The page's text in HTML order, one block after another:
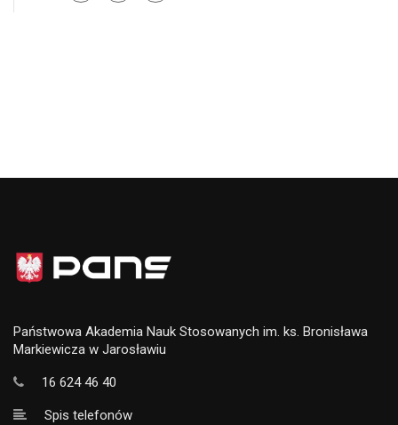
Państwowa Akademia Nauk Stosowanych im. ks. Bronisława
Markiewicza w Jarosławiu
16 624 46 40
Spis telefonów